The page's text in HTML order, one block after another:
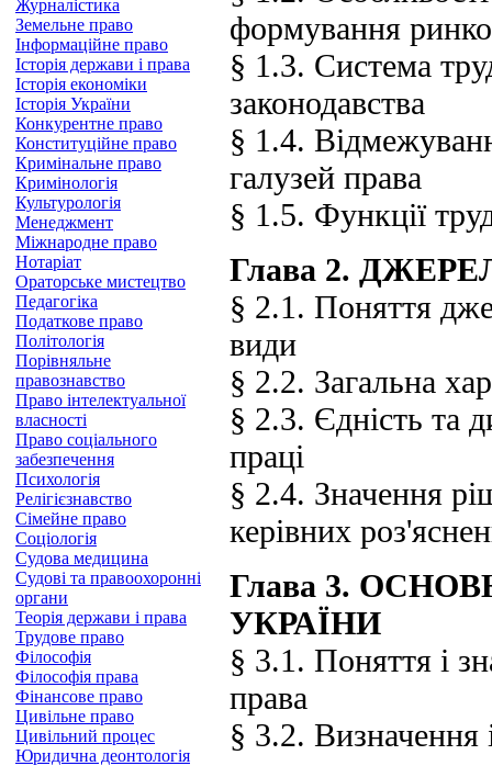
Журналістика
Земельне право
Інформаційне право
Історія держави і права
Історія економіки
Історія України
Конкурентне право
Конституційне право
Кримінальне право
Кримінологія
Культурологія
Менеджмент
Міжнародне право
Нотаріат
Ораторське мистецтво
Педагогіка
Податкове право
Політологія
Порівняльне
правознавство
Право інтелектуальної
власності
Право соціального
забезпечення
Психологія
Релігієзнавство
Сімейне право
Соціологія
Судова медицина
Судові та правоохоронні
органи
Теорія держави і права
Трудове право
Філософія
Філософія права
Фінансове право
Цивільне право
Цивільний процес
Юридична деонтологія
формування
§ 1.3. Система
законодавства
§ 1.4.
галузей права
§ 1.5. Функції
Глава 2.
§ 2.1. Поняття
види
§ 2.2. Загальна
§ 2.3. Єдність та
праці
§ 2.4. Значення
керівних
Глава 3.
УКРАЇНИ
§ 3.1. Поняття і
права
§ 3.2. Визначення